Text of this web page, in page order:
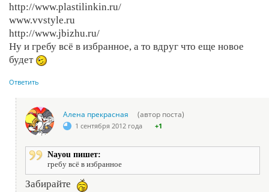
http://www.plastilinkin.ru/
www.vvstyle.ru
http://www.jbizhu.ru/
Ну и гребу всё в избранное, а то вдруг что еще новое
будет
Ответить
Алена прекрасная (автор поста)
1 сентября 2012 года +1
Nayou пишет:
гребу всё в избранное
Забирайте